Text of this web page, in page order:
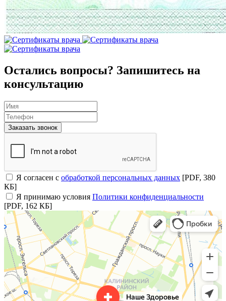
Остались вопросы? Запишитесь на
консультацию
Заказать звонок
Я согласен с обработкой персональных данных [PDF, 380
КБ]
Я принимаю условия Политики конфиденциальности
[PDF, 162 КБ]